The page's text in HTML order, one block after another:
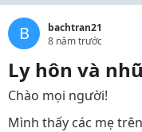
B
bachtran21
8 năm trước
Ly hôn và
Chào mọi người!
Mình thấy các mẹ